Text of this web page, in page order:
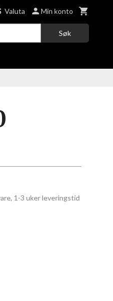
Valuta Min konto
Søk
1-3 uker leveringstid